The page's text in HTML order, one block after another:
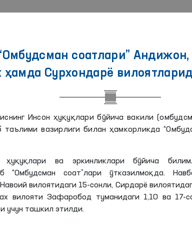
соатлари”
Сурхондарё
Инсон ҳуқуқлари бўйича вакили
таълими вазирлиги билан ҳамкорликда
ҳуқуқлари ва эркинликлари бўйича
“Омбудсман соат”лари ўтказилмоқда.
вилоятидаги 15-сонли, Сирдарё
вилояти Зафаробод туманидаги 1,10 ва 17-
учун ташкил этилди.